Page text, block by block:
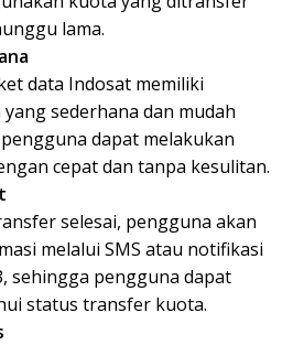
lama.
data Indosat memiliki
sederhana dan mudah
dapat melakukan
cepat dan tanpa kesulitan.
selesai, pengguna akan
melalui SMS atau notifikasi
sehingga pengguna dapat
status transfer kuota.